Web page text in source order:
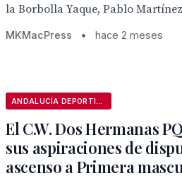
la Borbolla Yaque, Pablo
MKMacPress • hace 2 meses
El C.W. Dos Hermanas
sus aspiraciones de
ascenso a Primera